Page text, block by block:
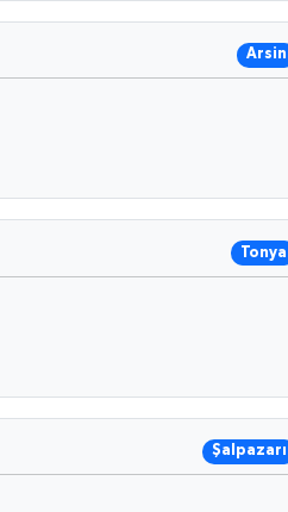
Arsin
Tonya
Şalpazarı